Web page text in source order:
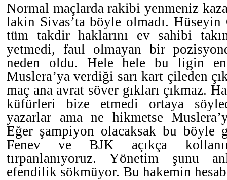
Normal maçlarda rakibi yenmeniz
lakin Sivas’ta böyle olmadı. Hüseyin
tüm takdir haklarını ev sahibi
yetmedi, faul olmayan bir
neden oldu. Hele hele bu ligin
Muslera’ya verdiği sarı kart çileden
maç ana avrat söver gıkları çıkmaz.
küfürleri bize etmedi ortaya
yazarlar ama ne hikmetse
Eğer şampiyon olacaksak bu böyle
Fenev ve BJK açıkça
tırpanlanıyoruz. Yönetim şunu
efendilik sökmüyor. Bu hakemin